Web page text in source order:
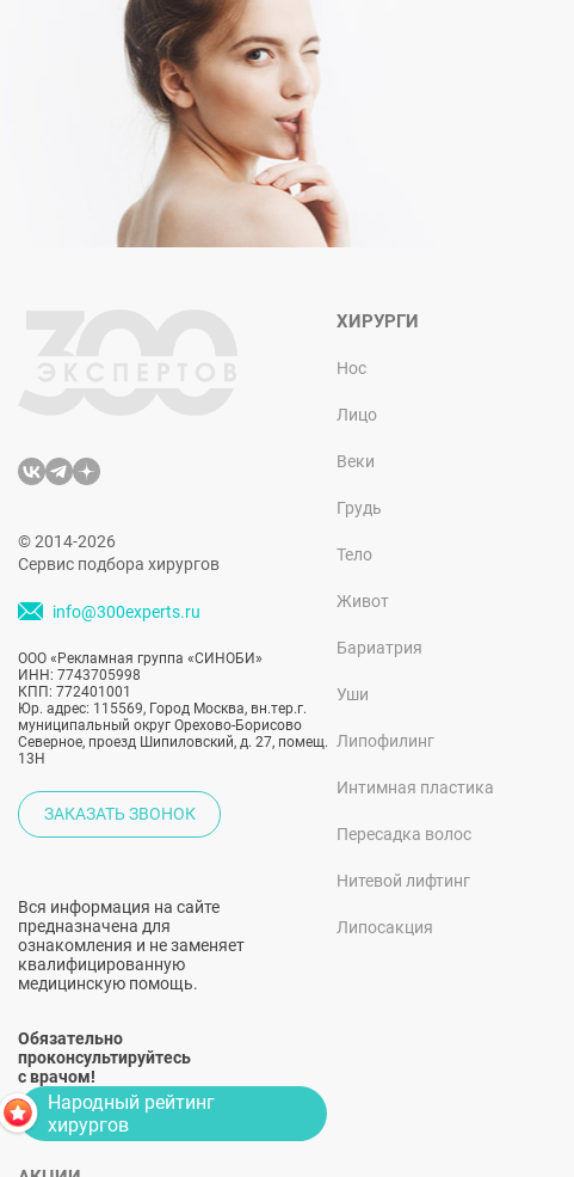
© 2014-2026
Сервис подбора хирургов
info@300experts.ru
ООО «Рекламная группа «СИНОБИ»
ИНН: 7743705998
КПП: 772401001
Юр. адрес: 115569, Город Москва, вн.тер.г.
муниципальный округ Орехово-Борисово
Северное, проезд Шипиловский, д. 27, помещ.
13Н
ЗАКАЗАТЬ ЗВОНОК
Вся информация на сайте
предназначена для
ознакомления и не заменяет
квалифицированную
медицинскую помощь.
Обязательно
проконсультируйтесь
с врачом!
ХИРУРГИ
Нос
Лицо
Веки
Грудь
Тело
Живот
Бариатрия
Уши
Липофилинг
Интимная пластика
Пересадка волос
Нитевой лифтинг
Липосакция
Народный рейтинг
хирургов